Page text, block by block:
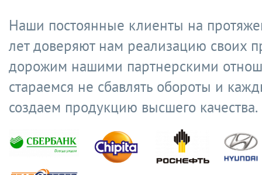
Наши постоянные клиенты на
лет доверяют нам реализацию своих
дорожим нашими партнерскими
стараемся не сбавлять обороты и
создаем продукцию высшего качества.